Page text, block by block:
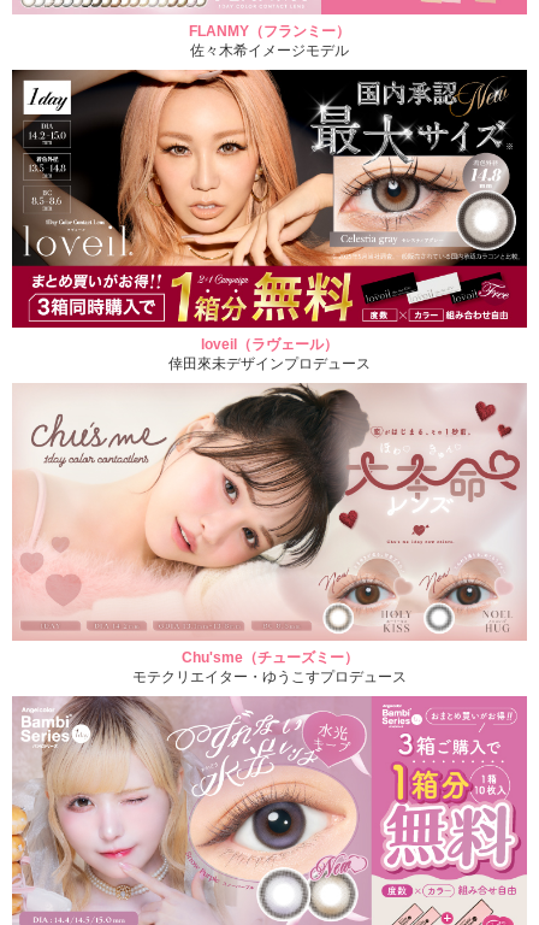
FLANMY（フランミー）
佐々木希イメージモデル
loveil（ラヴェール）
倖田來未デザインプロデュース
Chu'sme（チューズミー）
モテクリエイター・ゆうこすプロデュース